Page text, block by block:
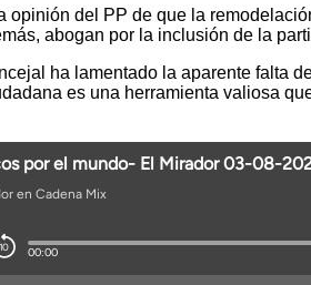
opinión del PP de que la
abogan por la inclusión de la
ha lamentado la aparente falta
es una herramienta valiosa